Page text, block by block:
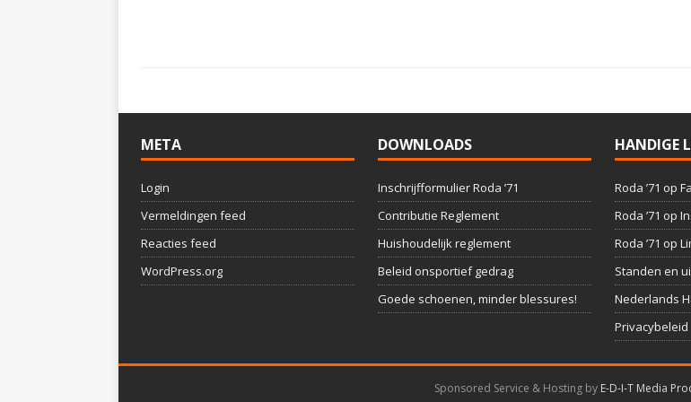
META
Login
Vermeldingen feed
Reacties feed
WordPress.org
DOWNLOADS
Inschrijfformulier Roda ’71
Contributie Reglement
Huishoudelijk reglement
Beleid onsportief gedrag
Goede schoenen, minder blessures!
HANDIGE
Roda ’71 op
Roda ’71 op
Roda ’71 op
Standen en
Nederlands
Privacybeleid
Sponsored Service & Hosting by E-D-I-T Media